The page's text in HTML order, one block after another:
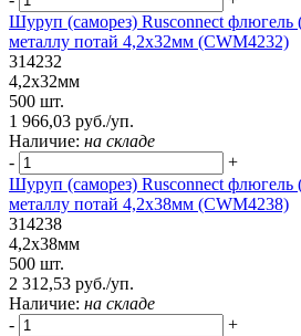
Шуруп (саморез) Rusconnect флюгель
металлу потай 4,2х32мм (CWM4232)
314232
4,2х32мм
500 шт.
1 966,03 руб./уп.
Наличие: на складе
-
+
Шуруп (саморез) Rusconnect флюгель
металлу потай 4,2х38мм (CWM4238)
314238
4,2х38мм
500 шт.
2 312,53 руб./уп.
Наличие: на складе
-
+